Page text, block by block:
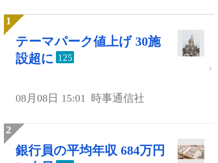
テーマパーク値上げ 30施
設超に 125
08月08日 15:01 時事通信社
銀行員の平均年収 684万円